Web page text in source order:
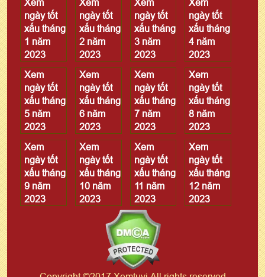
Xem
ngày tốt
xấu tháng
1 năm
2023
Xem
ngày tốt
xấu tháng
2 năm
2023
Xem
ngày tốt
xấu tháng
3 năm
2023
Xem
ngày tốt
xấu tháng
4 năm
2023
Xem
ngày tốt
xấu tháng
5 năm
2023
Xem
ngày tốt
xấu tháng
6 năm
2023
Xem
ngày tốt
xấu tháng
7 năm
2023
Xem
ngày tốt
xấu tháng
8 năm
2023
Xem
ngày tốt
xấu tháng
9 năm
2023
Xem
ngày tốt
xấu tháng
10 năm
2023
Xem
ngày tốt
xấu tháng
11 năm
2023
Xem
ngày tốt
xấu tháng
12 năm
2023